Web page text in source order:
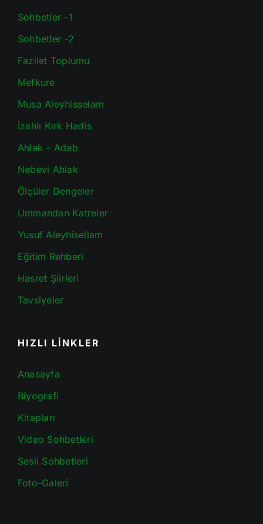
Sohbetler -1
Sohbetler -2
Fazilet Toplumu
Mefkure
Musa Aleyhisselam
İzahlı Kırk Hadis
Ahlak – Adab
Nebevi Ahlak
Ölçüler Dengeler
Ummandan Katreler
Yusuf Aleyhisellam
Eğitim Rehberi
Hasret Şiirleri
Tavsiyeler
HIZLI LİNKLER
Anasayfa
Biyografi
Kitapları
Video Sohbetleri
Sesli Sohbetleri
Foto-Galeri